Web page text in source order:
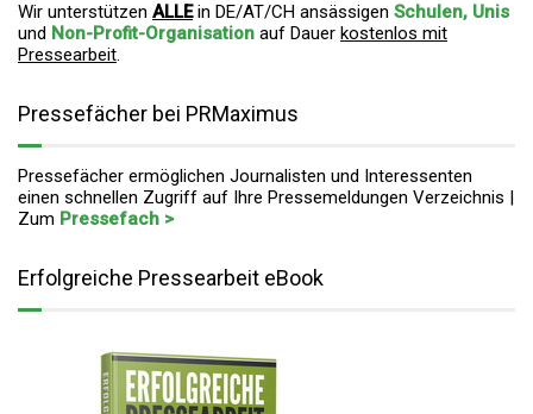
Wir unterstützen ALLEin DE/AT/CH ansässigen Schulen, Unis
und Non-Profit-Organisation auf Dauer kostenlos mit
Pressearbeit.
Pressefächer bei PRMaximus
Pressefächer ermöglichen Journalisten und Interessenten
einen schnellen Zugriff auf Ihre Pressemeldungen Verzeichnis |
Zum Pressefach >
Erfolgreiche Pressearbeit eBook